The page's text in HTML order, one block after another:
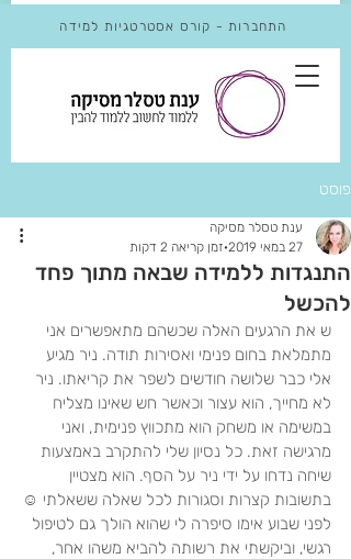
התחברות - קורס אסטרטגיות למידה
פוסט
התנגדות ללמידה שבאה מתוך פחד
להכשל
ענת טסלר מסיקה
27 במאי 2019
זמן קריאה 2 דקות
ש את הרגעים האלה שכשהם מתאפשרים אני
מתמלאת בחום פנימי ואסירות תודה. ניר מגיע
אלי כבר שלושה חודשים לשפר את קריאתו. ניר
לא מחייך, הוא עצור וכאשר חש שאינו מצליח
במשימה או משחק הוא מתכווץ פנימית, ואני
מרגישה זאת. כל נסיון שלי להתקרב באמצעות
שיחה נדחו על ידי ניר על הסף. הוא מצטיין
בתשובות קצרות וסגורות לכל שאלה ששאלתי ☺️
לפני שבוע אימו סיפרה לי שהוא הולך גם לטיפול
רגשי, וביקשתי את רשותה להביא משהו אחר,